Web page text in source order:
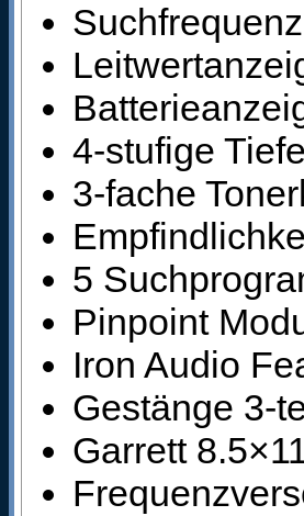
4-stufige
3-fache
5
Pinpoint
Iron Audio
Gestänge 3-
Garrett